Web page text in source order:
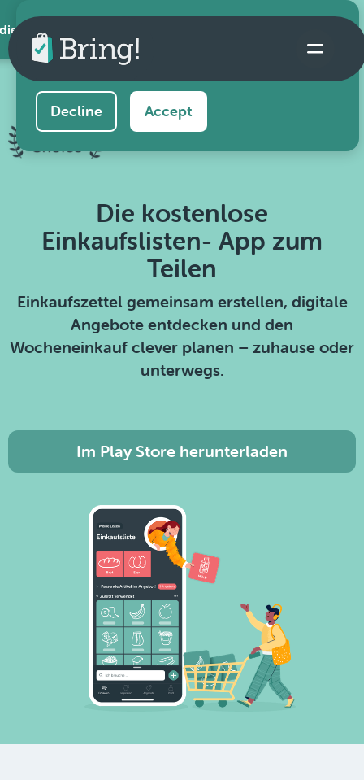
AppThis website uses cookies to ensure you get the
best experience on our website.
Decline Accept
Die kostenlose
Einkaufslisten- App zum
Teilen
Einkaufszettel gemeinsam erstellen, digitale
Angebote entdecken und den
Wocheneinkauf clever planen – zuhause oder
unterwegs.
Im Play Store herunterladen